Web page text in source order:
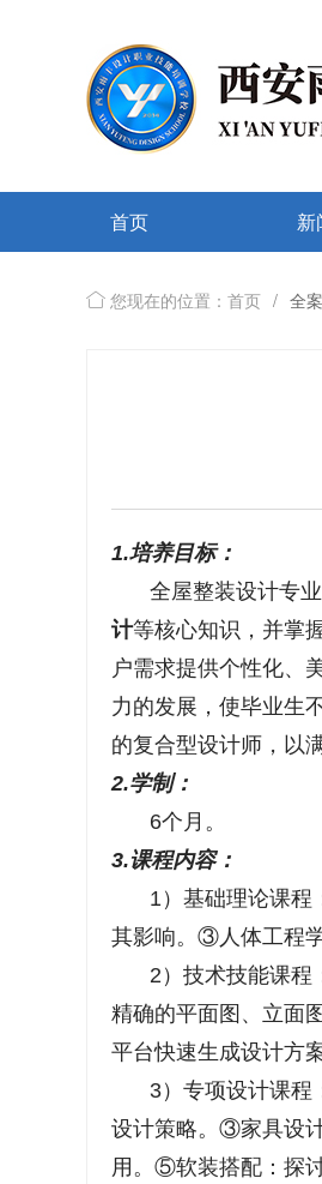
首页 新
您现在的位置：首页 / 全
1.培养目标：
全屋整装设计专
计等核心知识，并掌
户需求提供个性化、
力的发展，使毕业生
的复合型设计师，以
2.学制：
6个月。
3.课程内容：
1）基础理论课
其影响。③人体工程
2）技术技能课
精确的平面图、立面
平台快速生成设计方
3）专项设计课
设计策略。③家具设
用。⑤软装搭配：探